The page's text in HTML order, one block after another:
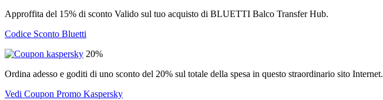
Approffita del 15% di sconto Valido sul tuo acquisto di BLUETTI Balco Transfer Hub.
Codice Sconto Bluetti
20%
Ordina adesso e goditi di uno sconto del 20% sul totale della spesa in questo straordinario sito Internet.
Vedi Coupon Promo Kaspersky